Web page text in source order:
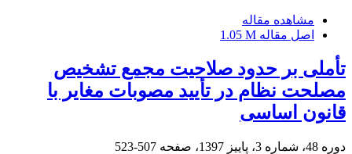
مشاهده مقاله
اصل مقاله 1.05 M
تأملی بر حدود صلاحیت مجمع تشخیص
مصلحت نظام در تأیید مصوبات مغایر با
قانون اساسی
دوره 48، شماره 3، پاییز 1397، صفحه 507-523